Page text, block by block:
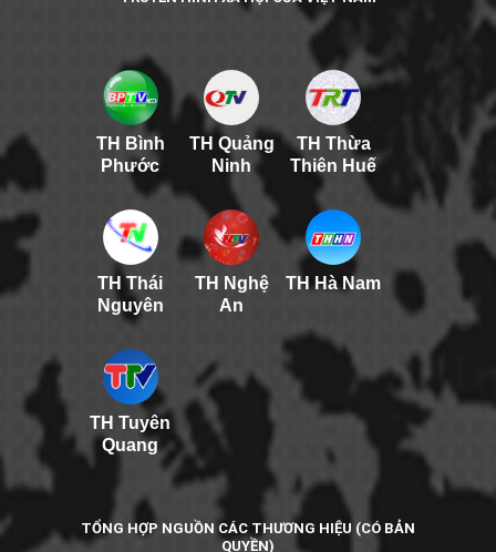
TH Bình
Phước
TH Quảng
Ninh
TH Thừa
Thiên Huế
TH Thái
Nguyên
TH Nghệ
An
TH Hà Nam
TH Tuyên
Quang
TỔNG HỢP NGUỒN CÁC THƯƠNG HIỆU (CÓ BẢN
QUYỀN)